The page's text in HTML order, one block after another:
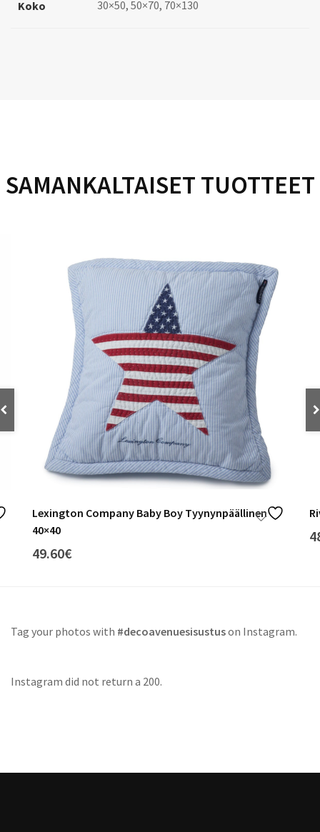
Koko 30×50, 50×70, 70×130
SAMANKALTAISET TUOTTEET
Lexington Company Baby Boy Tyynynpäällinen
40×40
49.60€
Tag your photos with #decoavenuesisustuson Instagram.
Instagram did not return a 200.